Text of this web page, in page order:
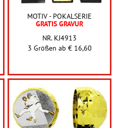
MOTIV - POKALSERIE
GRATIS GRAVUR
NR. KJ4913
3 Größen ab € 16,60